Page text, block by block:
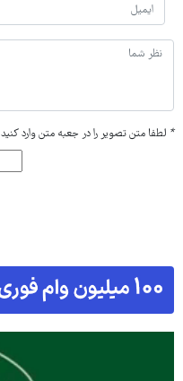
* لطفا متن تصویر را در جعبه متن وارد کنید